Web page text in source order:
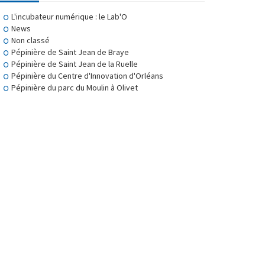
L'incubateur numérique : le Lab'O
News
Non classé
Pépinière de Saint Jean de Braye
Pépinière de Saint Jean de la Ruelle
Pépinière du Centre d'Innovation d'Orléans
Pépinière du parc du Moulin à Olivet